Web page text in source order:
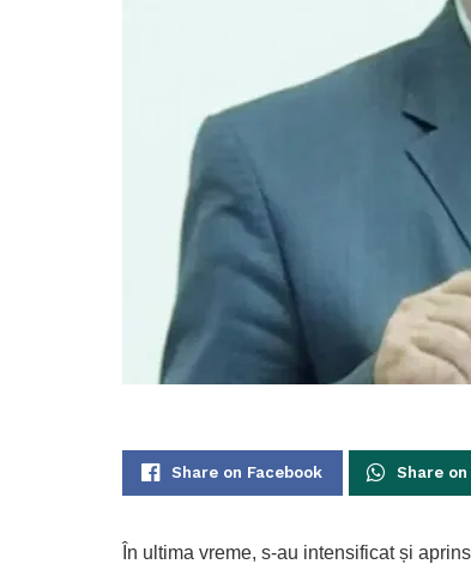
Share on Facebook Share
În ultima vreme, s-au intensificat și